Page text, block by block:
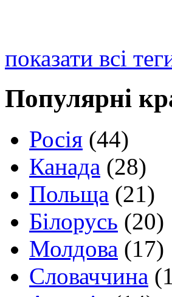
показати всі
Популярні
Росія (44)
Канада (28)
Польща (21)
Білорусь (20)
Молдова (17)
Словаччина